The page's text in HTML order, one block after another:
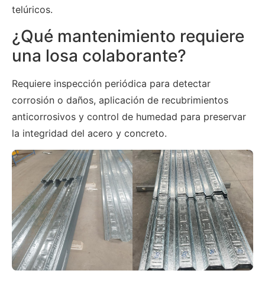
telúricos.
¿Qué mantenimiento requiere
una losa colaborante?
Requiere inspección periódica para detectar
corrosión o daños, aplicación de recubrimientos
anticorrosivos y control de humedad para preservar
la integridad del acero y concreto.